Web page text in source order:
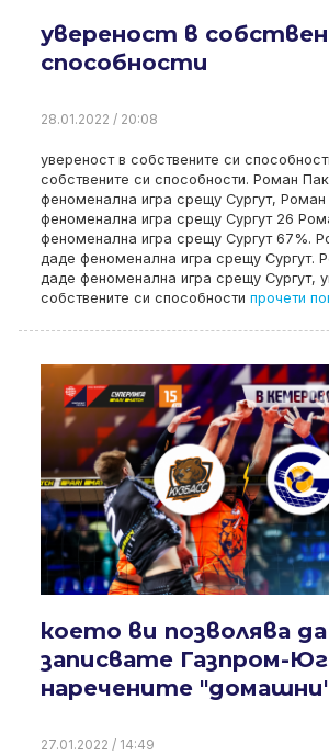
увереност в
способности
28.01.2022 / 20:08
увереност в собствените си
собствените си способности. Роман
феноменална игра срещу Сургут,
феноменална игра срещу Сургут 26
феноменална игра срещу Сургут 67%.
даде феноменална игра срещу Сургут.
даде феноменална игра срещу Сургут,
собствените си способности прочети
което ви позволява да
записвате Газпром-
наречените
27.01.2022 / 14:49